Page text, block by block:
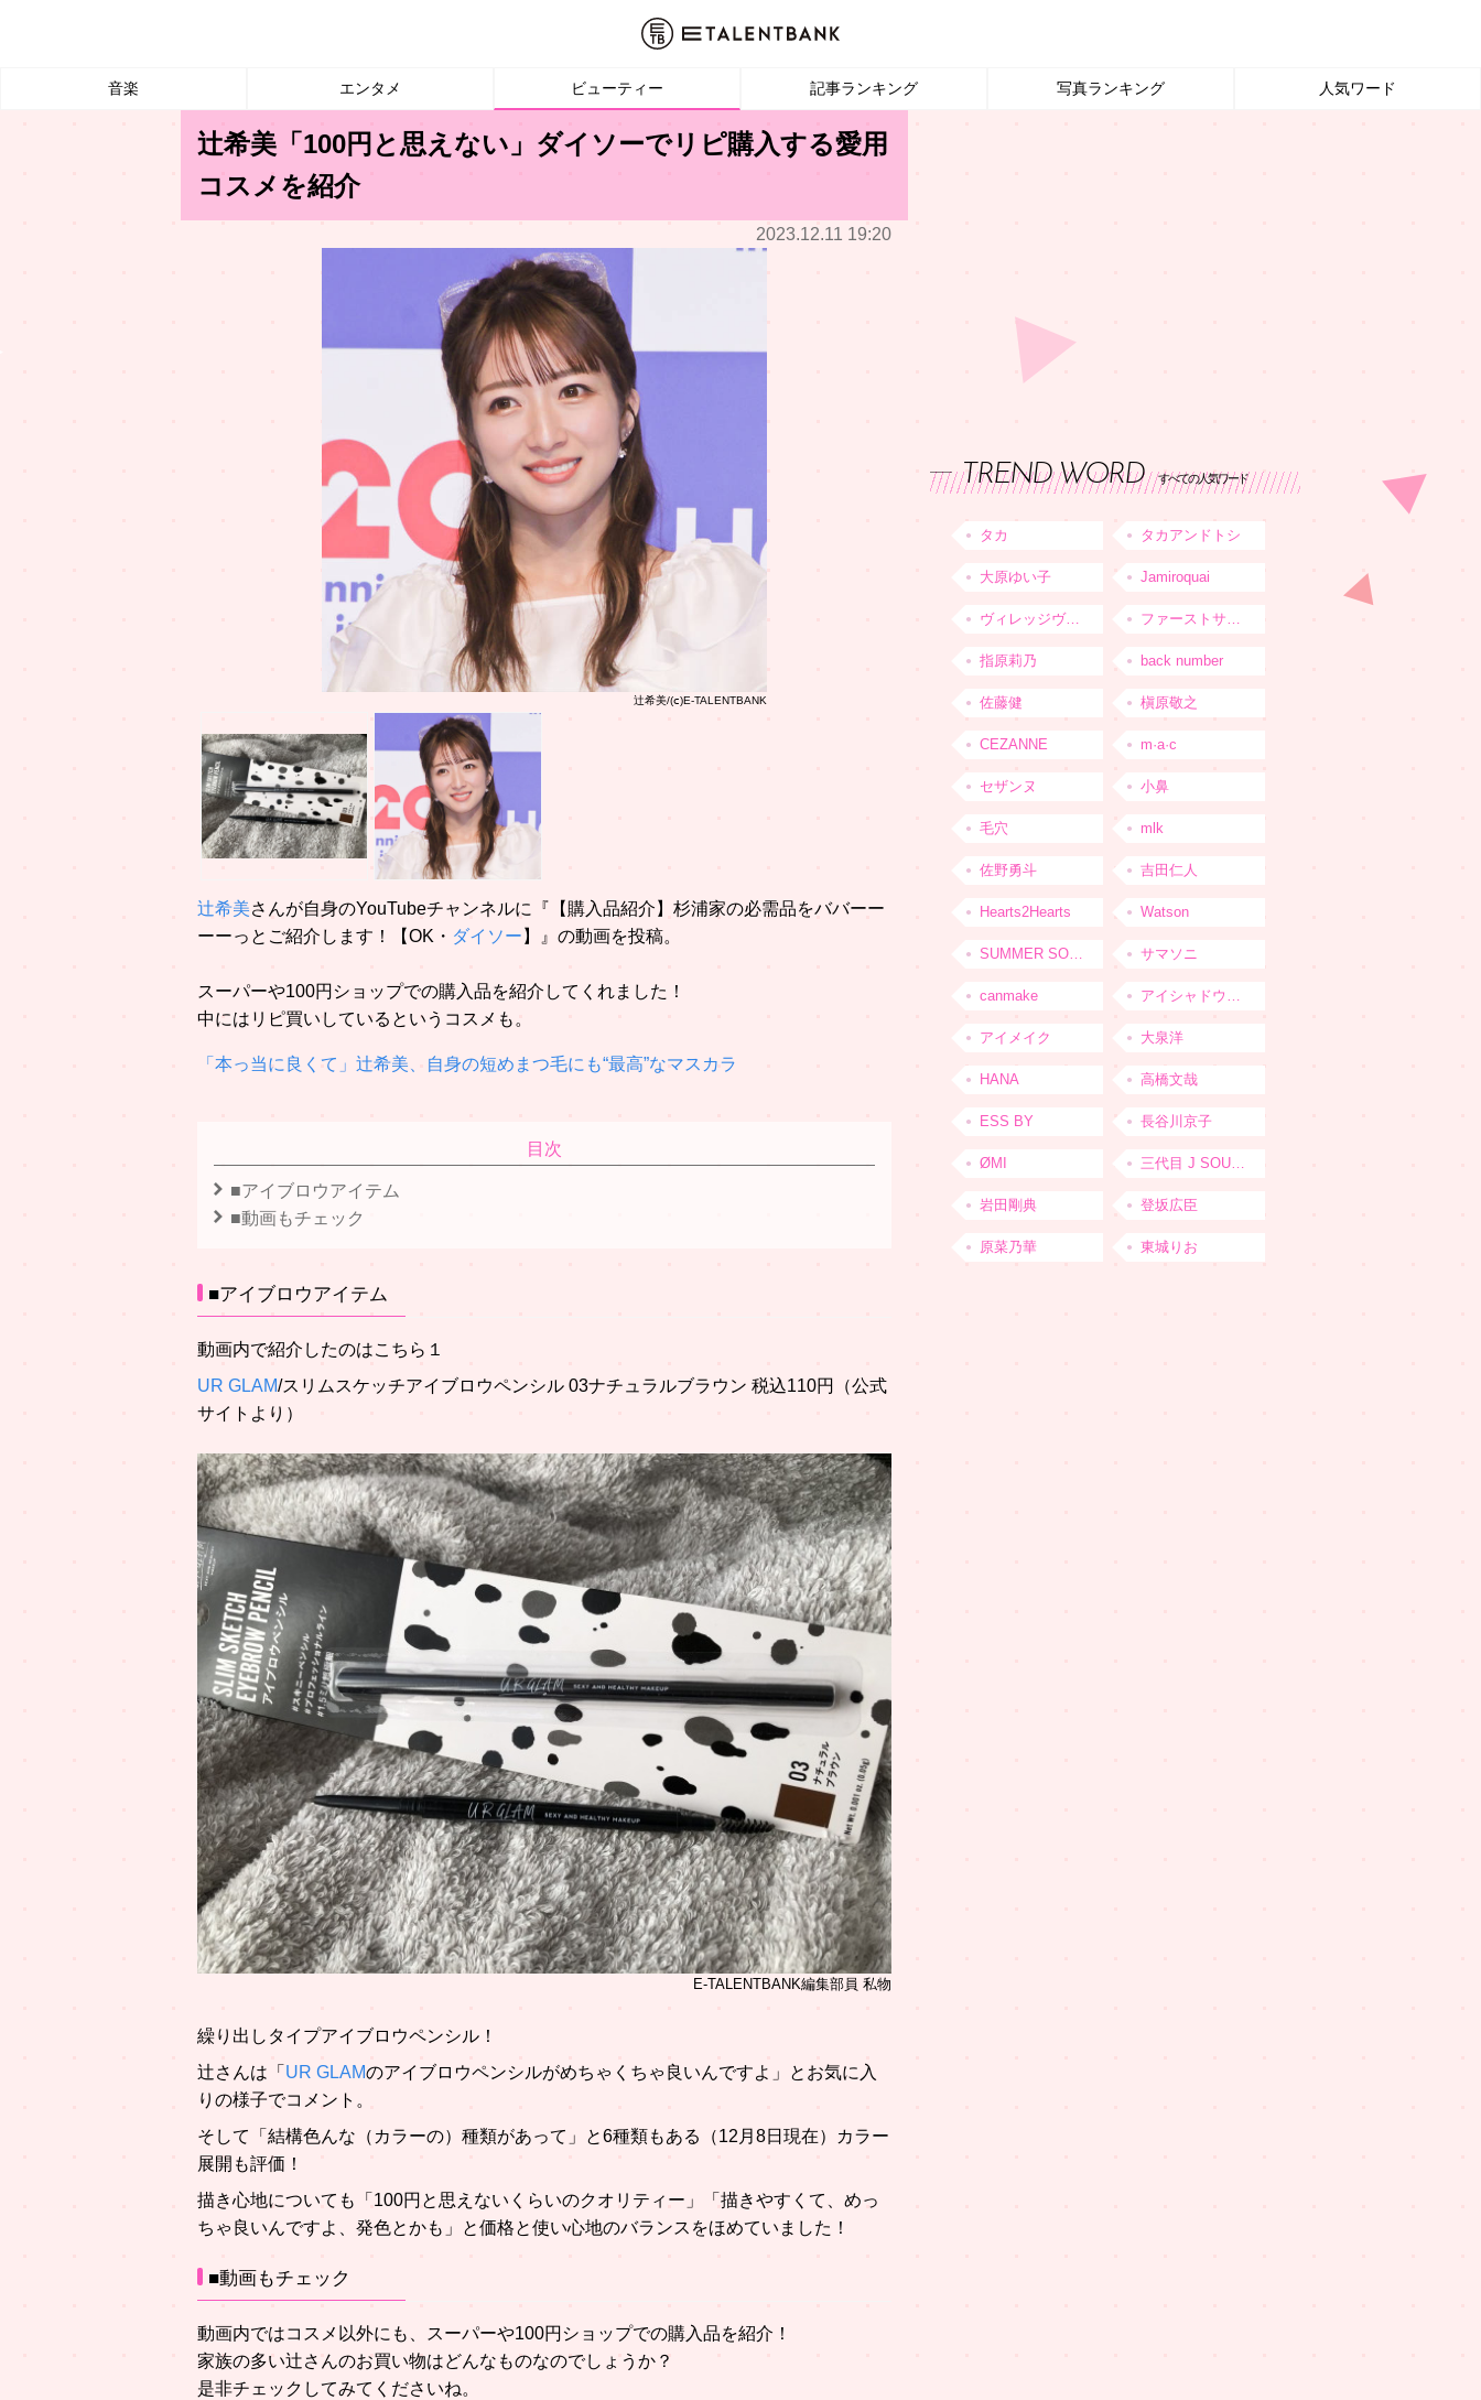
音楽 エンタメ ビューティー 記事ランキング 写真ランキング 人気ワード
辻希美「100円と思えない」ダイソーでリピ購入する愛用
コスメを紹介
2023.12.11 19:20
辻希美/(ⅽ)E-TALENTBANK
辻希美さんが自身のYouTubeチャンネルに『【購入品紹介】杉浦家の必需品をババーー
ーーっとご紹介します！【OK・ ダイソー 】』の動画を投稿。
スーパーや100円ショップでの購入品を紹介してくれました！
中にはリピ買いしているというコスメも。
「本っ当に良くて」辻希美、自身の短めまつ毛にも“最高”なマスカラ
目次
■アイブロウアイテム
■動画もチェック
■アイブロウアイテム
動画内で紹介したのはこちら１
UR GLAM/スリムスケッチアイブロウペンシル 03ナチュラルブラウン 税込110円（公式
サイトより）
E-TALENTBANK編集部員 私物
繰り出しタイプアイブロウペンシル！
辻さんは「 UR GLAMのアイブロウペンシルがめちゃくちゃ良いんですよ」とお気に入
りの様子でコメント。
そして「結構色んな（カラーの）種類があって」と6種類もある（12月8日現在）カラー
展開も評価！
描き心地についても「100円と思えないくらいのクオリティー」「描きやすくて、めっ
ちゃ良いんですよ、発色とかも」と価格と使い心地のバランスをほめていました！
■動画もチェック
動画内ではコスメ以外にも、スーパーや100円ショップでの購入品を紹介！
家族の多い辻さんのお買い物はどんなものなのでしょうか？
是非チェックしてみてくださいね。
TREND WORD すべての人気ワード
タカ タカアンドトシ
大原ゆい子 Jamiroquai
ヴィレッジヴァンガード ファーストサマーウイカ
指原莉乃 back number
佐藤健 槇原敬之
CEZANNE m·a·c
セザンヌ 小鼻
毛穴 mlk
佐野勇斗 吉田仁人
Hearts2Hearts Watson
SUMMER SONIC サマソニ
canmake アイシャドウベース
アイメイク 大泉洋
HANA 高橋文哉
ESS BY 長谷川京子
ØMI 三代目 J SOUL BROTHERS from EXILE TRIBE
岩田剛典 登坂広臣
原菜乃華 東城りお